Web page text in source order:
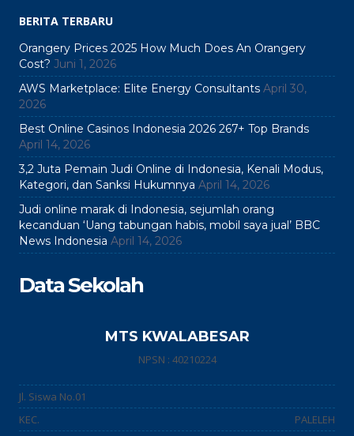
BERITA TERBARU
Orangery Prices 2025 How Much Does An Orangery
Cost? Juni 1, 2026
AWS Marketplace: Elite Energy Consultants April 30,
2026
Best Online Casinos Indonesia 2026 267+ Top Brands
April 14, 2026
3,2 Juta Pemain Judi Online di Indonesia, Kenali Modus,
Kategori, dan Sanksi Hukumnya April 14, 2026
Judi online marak di Indonesia, sejumlah orang
kecanduan ‘Uang tabungan habis, mobil saya jual’ BBC
News Indonesia April 14, 2026
Data Sekolah
MTS KWALABESAR
NPSN : 40210224
Jl. Siswa No.01
KEC.
PALELEH